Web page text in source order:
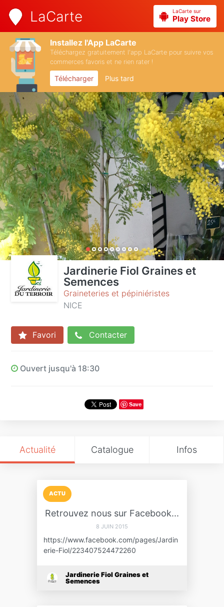
LaCarte LaCarte sur
Play Store
Installez l'App LaCarte
Téléchargez gratuitement l'app LaCarte pour suivre vos
commerces favoris et ne rien rater !
Télécharger Plus tard
Jardinerie Fiol Graines et
Semences
Graineteries et pépiniéristes
NICE
Favori Contacter
Ouvert jusqu'à 18:30
Save
Actualité Catalogue Infos
ACTU
Retrouvez nous sur Facebook...
8 JUIN 2015
https://www.facebook.com/pages/Jardin
erie-Fiol/223407524472260
Jardinerie Fiol Graines et
Semences